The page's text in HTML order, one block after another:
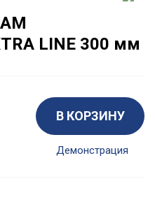
LINE 300 мм
В КОРЗИНУ
Демонстрация